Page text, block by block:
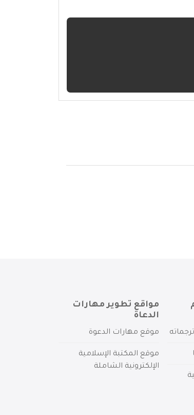
مواقع تطوير مهارات
الدعاة
موقع مهارات الدعوة
موقع المكتبة الإسلامية
الإلكترونية الشاملة